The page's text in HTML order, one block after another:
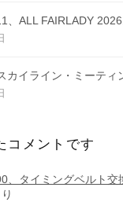
ALL FAIRLADY 2026
カイライン・ミーティ
コメントです
タイミングベルト交